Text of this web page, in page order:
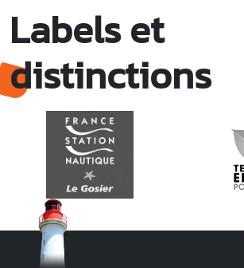
Labels et
distinctions